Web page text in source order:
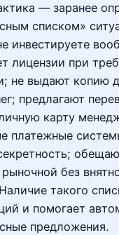
— заранее
списком»
инвестируете
лицензии при
не выдают копию
предлагают
карту
платежные
без
такого
и помогает
предложения.